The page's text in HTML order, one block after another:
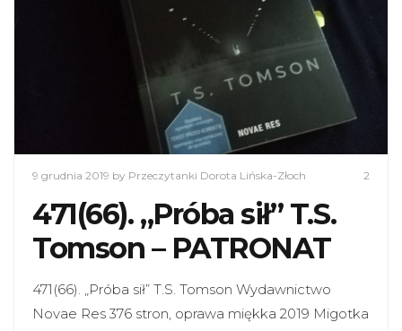
9 grudnia 2019 by Przeczytanki Dorota Lińska-Złoch 2
471(66). „Próba sił” T.S.
Tomson – PATRONAT
471(66). „Próba sił” T.S. Tomson Wydawnictwo
Novae Res 376 stron, oprawa miękka 2019 Migotka